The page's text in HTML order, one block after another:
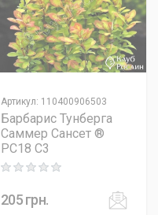
Артикул: 110400906503
Барбарис Тунберга
Саммер Сансет ®
PC18 C3
Rating: 0 out of 5
205грн.